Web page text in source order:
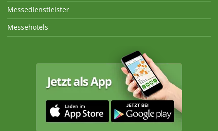
Messedienstleister
Messehotels